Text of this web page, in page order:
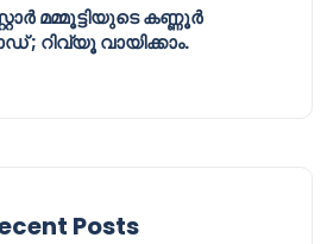
മമ്മൂട്ടിയുടെ കണ്ണൂർ
; റിവ്യൂ വായിക്കാം.
Posts